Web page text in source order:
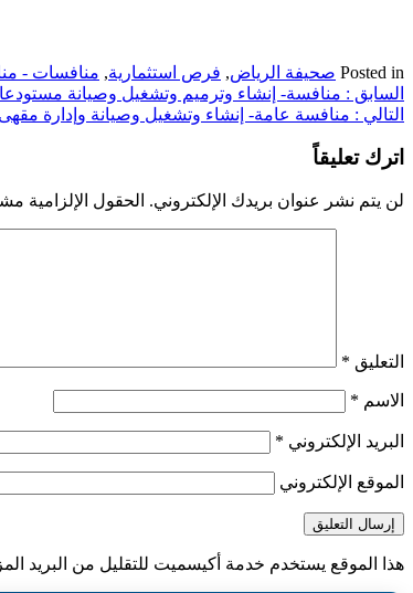
Posted in صحيفة الرياض, فرص استثمارية, منافسات -
تصفّح
المقالات
السابق : منافسة- إنشاء وترميم وتشغيل وصيانة
التالي : منافسة عامة- إنشاء وتشغيل وصيانة وإدارة مقهى رقم 7 بحي المقاهي- بلدية
اترك تعليقاً
لن يتم نشر عنوان بريدك الإلكتروني. الحقول الإلزامية
التعليق *
الاسم *
البريد الإلكتروني *
الموقع الإلكتروني
هذا الموقع يستخدم خدمة أكيسميت للتقليل من البريد